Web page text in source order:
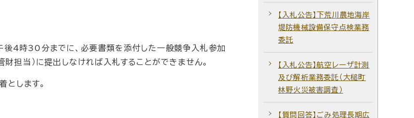
4時30分までに、必要書類を添付した一般競争入札参加
担当）に提出しなければ入札することができません。
します。
【入札公告】下荒川農地海岸
堤防機械設備保守点検業務
委託
【入札公告】航空レーザ計測
及び解析業務委託（大槌町
林野火災被害調査）
【質問回答】ごみ処理長期広